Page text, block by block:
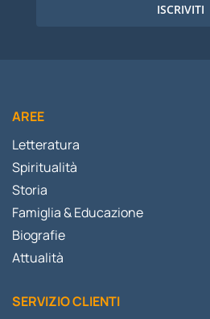
ISCRIVITI
AREE
Letteratura
Spiritualità
Storia
Famiglia & Educazione
Biografie
Attualità
SERVIZIO CLIENTI